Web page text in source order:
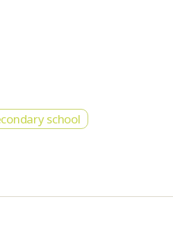
school